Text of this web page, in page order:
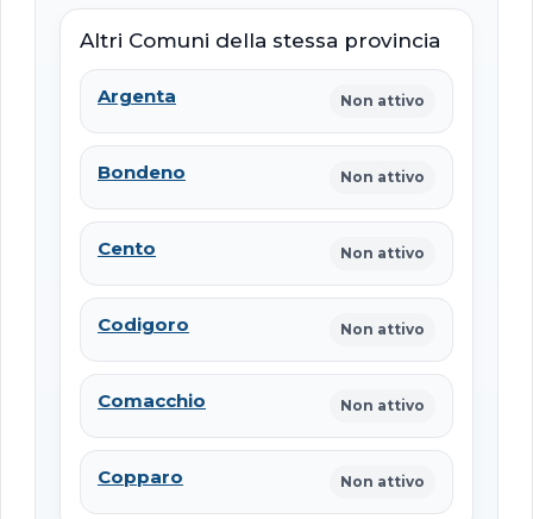
Altri Comuni della stessa provincia
Argenta Non attivo
Bondeno Non attivo
Cento Non attivo
Codigoro Non attivo
Comacchio Non attivo
Copparo Non attivo